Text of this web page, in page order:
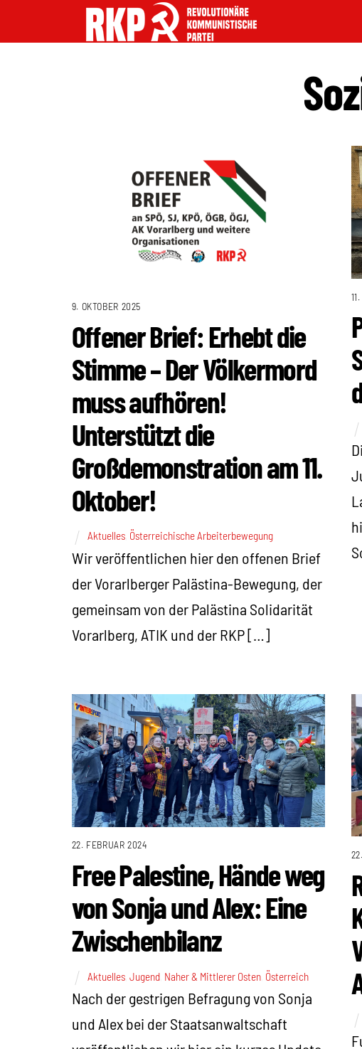
9. OKTOBER 2025
Offener Brief: Erhebt die
Stimme – Der Völkermord
muss aufhören!
Unterstützt die
Großdemonstration am 11.
Oktober!
Aktuelles, Österreichische Arbeiterbewegung
Wir veröffentlichen hier den offenen Brief
der Vorarlberger Palästina-Bewegung, der
gemeinsam von der Palästina Solidarität
Vorarlberg, ATIK und der RKP […]
22. FEBRUAR 2024
Free Palestine, Hände weg
von Sonja und Alex: Eine
Zwischenbilanz
Aktuelles, Jugend, Naher & Mittlerer Osten, Österreich
Nach der gestrigen Befragung von Sonja
und Alex bei der Staatsanwaltschaft